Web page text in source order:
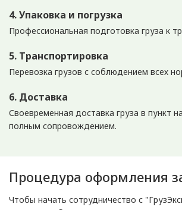
4. Упаковка и погрузка
Профессиональная подготовка груза к
5. Транспортировка
Перевозка грузов с соблюдением всех
6. Доставка
Своевременная доставка груза в пункт
полным сопровождением.
Процедура оформления
Чтобы начать сотрудничество с